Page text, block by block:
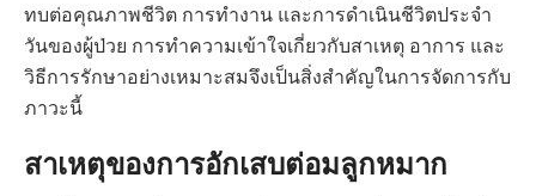
ทบต่อคุณภาพชีวิต การทำงาน และการดำเนินชีวิตประจำ
วันของผู้ป่วย การทำความเข้าใจเกี่ยวกับสาเหตุ อาการ และ
วิธีการรักษาอย่างเหมาะสมจึงเป็นสิ่งสำคัญในการจัดการกับ
ภาวะนี้
สาเหตุของการอักเสบต่อมลูกหมาก